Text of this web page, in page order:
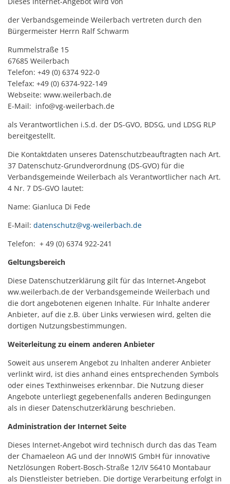
Kneippbecken
Interessensbekundung Beck
Historie
der Verbandsgemeinde Weilerbach vertreten durch den
Bürgermeister Herrn Ralf Schwarm
Rummelstraße 15
67685 Weilerbach
Telefon: +49 (0) 6374 922-0
Telefax: +49 (0) 6374-922-149
Webseite: www.weilerbach.de
E-Mail: info@vg-weilerbach.de
als Verantwortlichen i.S.d. der DS-GVO, BDSG, und LDSG RLP
bereitgestellt.
Die Kontaktdaten unseres Datenschutzbeauftragten nach Art.
37 Datenschutz-Grundverordnung (DS-GVO) für die
Verbandsgemeinde Weilerbach als Verantwortlicher nach Art.
4 Nr. 7 DS-GVO lautet:
Name: Gianluca Di Fede
E-Mail: datenschutz@vg-weilerbach.de
Telefon: + 49 (0) 6374 922-241
Geltungsbereich
Diese Datenschutzerklärung gilt für das Internet-Angebot
ww.weilerbach.de der Verbandsgemeinde Weilerbach und
die dort angebotenen eigenen Inhalte. Für Inhalte anderer
Anbieter, auf die z.B. über Links verwiesen wird, gelten die
dortigen Nutzungsbestimmungen.
Weiterleitung zu einem anderen Anbieter
Soweit aus unserem Angebot zu Inhalten anderer Anbieter
verlinkt wird, ist dies anhand eines entsprechenden Symbols
oder eines Texthinweises erkennbar. Die Nutzung dieser
Angebote unterliegt gegebenenfalls anderen Bedingungen
als in dieser Datenschutzerklärung beschrieben.
Administration der Internet Seite
Dieses Internet-Angebot wird technisch durch das das Team
der Chamaeleon AG und der InnoWIS GmbH für innovative
Netzlösungen Robert-Bosch-Straße 12/IV 56410 Montabaur
als Dienstleister betrieben. Die dortige Verarbeitung erfolgt in